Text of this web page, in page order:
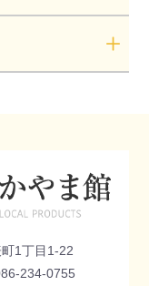
1丁目1-22
234-0755